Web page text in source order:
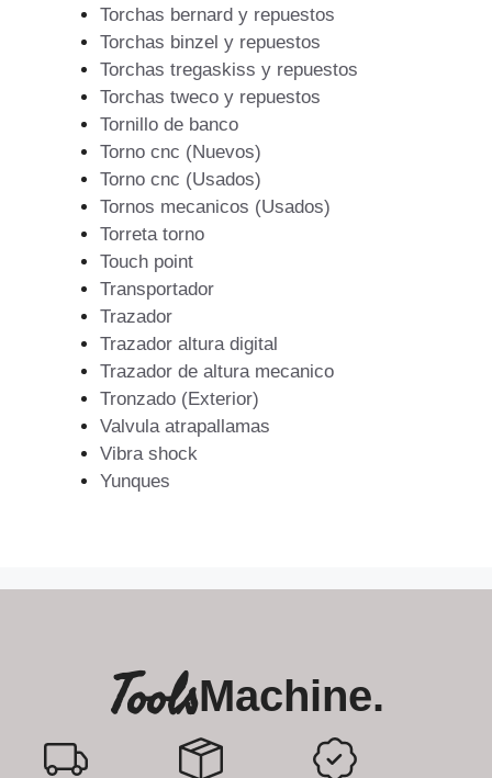
Torchas bernard y repuestos
Torchas binzel y repuestos
Torchas tregaskiss y repuestos
Torchas tweco y repuestos
Tornillo de banco
Torno cnc (Nuevos)
Torno cnc (Usados)
Tornos mecanicos (Usados)
Torreta torno
Touch point
Transportador
Trazador
Trazador altura digital
Trazador de altura mecanico
Tronzado (Exterior)
Valvula atrapallamas
Vibra shock
Yunques
ToolsMachine.